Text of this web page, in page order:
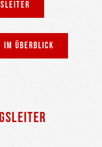
IM ÜBERBLICK